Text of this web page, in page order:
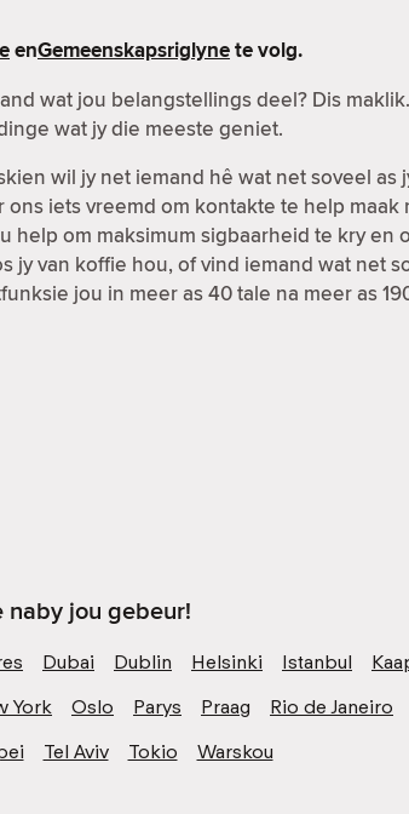
enGemeenskapsriglynete volg.
wat jou belangstellings deel? Dis
wat jy die meeste geniet.
wil jy net iemand hê wat net soveel as
iets vreemd om kontakte te help maak
help om maksimum sigbaarheid te kry en
jy van koffie hou, of vind iemand wat net
jou in meer as 40 tale na meer as
jou gebeur!
Dubai Dublin Helsinki Istanbul
York Oslo Parys Praag Rio de Janeiro
Tel Aviv Tokio Warskou